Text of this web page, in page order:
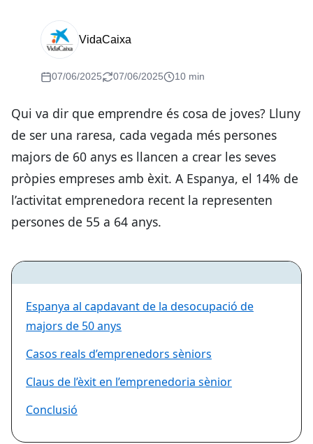
VidaCaixa
07/06/2025 07/06/2025 10 min
Qui va dir que emprendre és cosa de joves? Lluny
de ser una raresa, cada vegada més persones
majors de 60 anys es llancen a crear les seves
pròpies empreses amb èxit. A Espanya, el 14% de
l’activitat emprenedora recent la representen
persones de 55 a 64 anys.
Espanya al capdavant de la desocupació de
majors de 50 anys
Casos reals d’emprenedors sèniors
Claus de l’èxit en l’emprenedoria sènior
Conclusió